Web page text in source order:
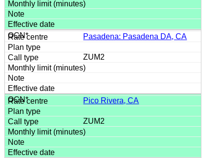
Pasadena: Pasadena DA, CA
ZUM2
Pico Rivera, CA
ZUM2